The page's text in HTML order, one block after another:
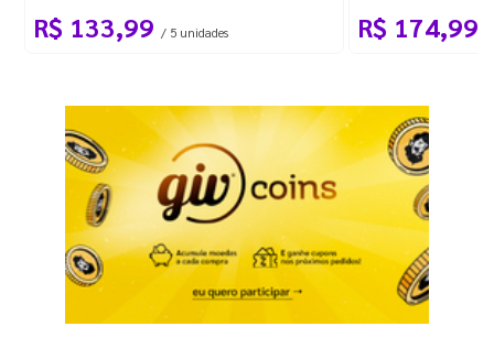
R$ 133,99 / 5 unidades R$ 174,99